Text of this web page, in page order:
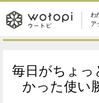
わ
ア
wotopi
-
ウ
ニ
美容・コスメ
毎日がちょっ
かった使い